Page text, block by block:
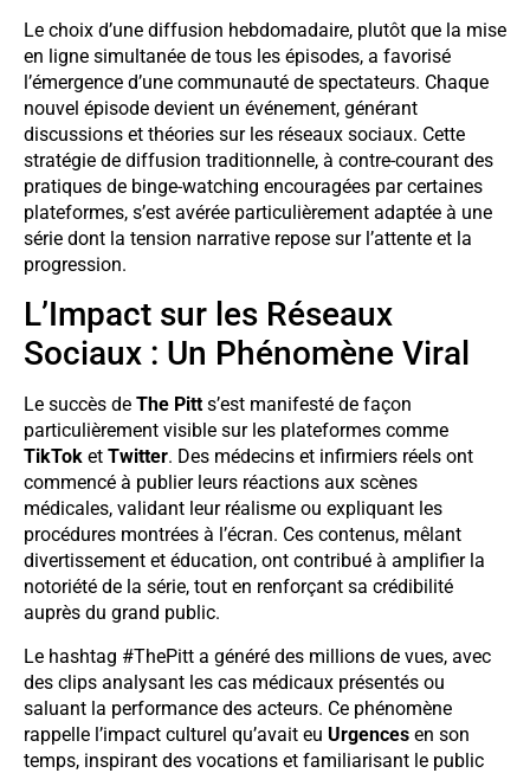
Le choix d’une diffusion hebdomadaire, plutôt que la mise
en ligne simultanée de tous les épisodes, a favorisé
l’émergence d’une communauté de spectateurs. Chaque
nouvel épisode devient un événement, générant
discussions et théories sur les réseaux sociaux. Cette
stratégie de diffusion traditionnelle, à contre-courant des
pratiques de binge-watching encouragées par certaines
plateformes, s’est avérée particulièrement adaptée à une
série dont la tension narrative repose sur l’attente et la
progression.
L’Impact sur les Réseaux
Sociaux : Un Phénomène Viral
Le succès de The Pitt s’est manifesté de façon
particulièrement visible sur les plateformes comme
TikTok et Twitter. Des médecins et infirmiers réels ont
commencé à publier leurs réactions aux scènes
médicales, validant leur réalisme ou expliquant les
procédures montrées à l’écran. Ces contenus, mêlant
divertissement et éducation, ont contribué à amplifier la
notoriété de la série, tout en renforçant sa crédibilité
auprès du grand public.
Le hashtag #ThePitt a généré des millions de vues, avec
des clips analysant les cas médicaux présentés ou
saluant la performance des acteurs. Ce phénomène
rappelle l’impact culturel qu’avait eu Urgences en son
temps, inspirant des vocations et familiarisant le public